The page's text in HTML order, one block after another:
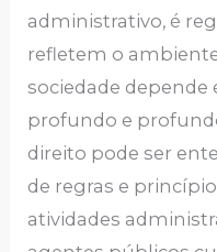
administrativo, é
refletem o
sociedade depende
profundo e
direito pode ser
de regras e
atividades